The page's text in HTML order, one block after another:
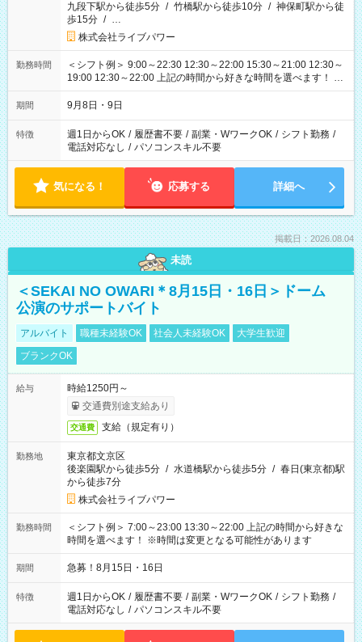
九段下駅から徒歩5分 / 竹橋駅から徒歩10分 / 神保町駅から徒
歩15分 / …
株式会社ライブパワー
勤務時間
＜シフト例＞ 9:00～22:30 12:30～22:00 15:30～21:00 12:30～
19:00 12:30～22:00 上記の時間から好きな時間を選べます！ ※
時間は変更となる可能性があります
期間 9月8日・9日
特徴 週1日からOK / 履歴書不要 / 副業・WワークOK / シフト勤務 /
電話対応なし / パソコンスキル不要
気になる！ 応募する 詳細へ
掲載日：2026.08.04
未読
＜SEKAI NO OWARI＊8月15日・16日＞ドーム
公演のサポートバイト
アルバイト 職種未経験OK 社会人未経験OK
大学生歓迎
ブランクOK
給与
時給1250円～
交通費別途支給あり
交通費 支給（規定有り）
勤務地
東京都文京区
後楽園駅から徒歩5分 / 水道橋駅から徒歩5分 / 春日(東京都)駅
から徒歩7分
株式会社ライブパワー
勤務時間
＜シフト例＞ 7:00～23:00 13:30～22:00 上記の時間から好きな
時間を選べます！ ※時間は変更となる可能性があります
期間 急募！8月15日・16日
特徴 週1日からOK / 履歴書不要 / 副業・WワークOK / シフト勤務 /
電話対応なし / パソコンスキル不要